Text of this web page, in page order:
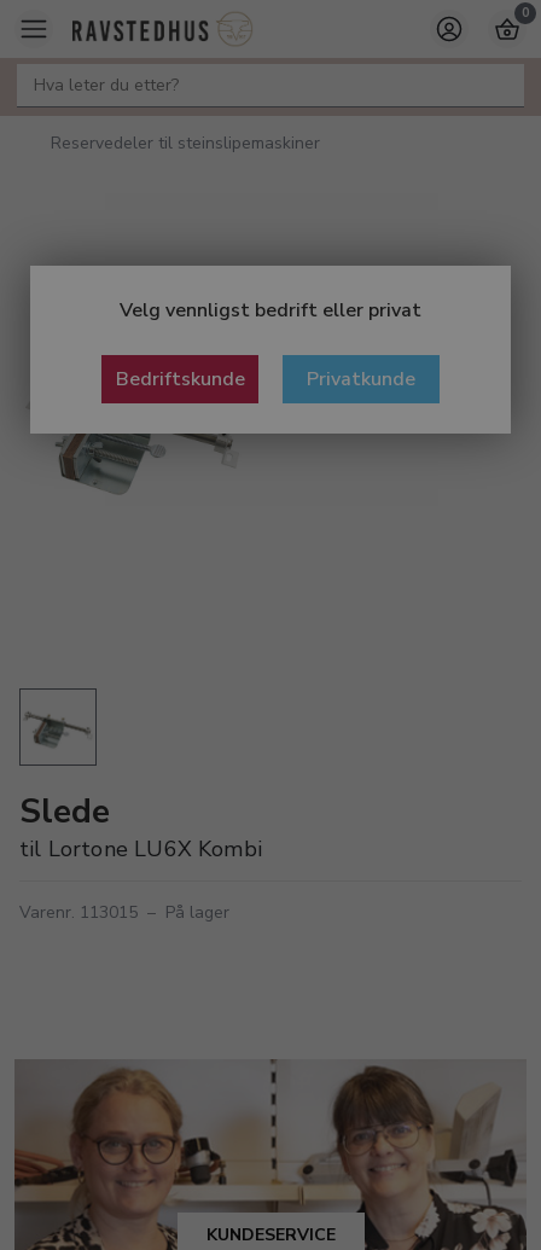
Velg vennligst bedrift eller privat
Bedriftskunde Privatkunde
0
Reservedeler til steinslipemaskiner
Slede
til Lortone LU6X Kombi
Varenr. 113015 – På lager
KUNDESERVICE